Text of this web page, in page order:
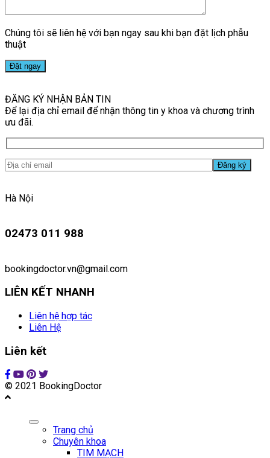
Chúng tôi sẽ liên hệ với bạn ngay sau khi bạn đặt lịch phẫu
thuật
ĐĂNG KÝ NHẬN BẢN TIN
Để lại địa chỉ email để nhận thông tin y khoa và chương trình
ưu đãi.
Hà Nội
02473 011 988
bookingdoctor.vn@gmail.com
LIÊN KẾT NHANH
Liên hệ hợp tác
Liên Hệ
Liên kết
© 2021 BookingDoctor
Trang chủ
Chuyên khoa
TIM MẠCH